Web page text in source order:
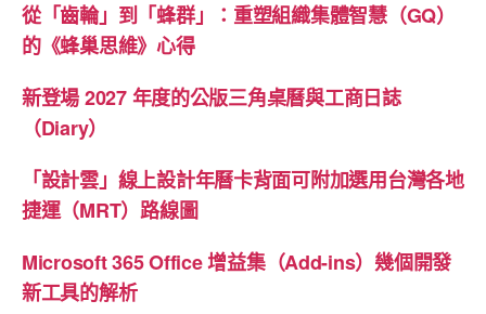
從「齒輪」到「蜂群」：重塑組織集體智慧（GQ）
的《蜂巢思維》心得
新登場 2027 年度的公版三角桌曆與工商日誌
（Diary）
「設計雲」線上設計年曆卡背面可附加選用台灣各地
捷運（MRT）路線圖
Microsoft 365 Office 增益集（Add-ins）幾個開發
新工具的解析